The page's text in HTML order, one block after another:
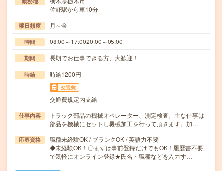
佐野駅から車10分
曜日頻度 月～金
時間 08:00～17:0020:00～05:00
期間 長期でお仕事できる方、大歓迎！
時給 時給1200円
交通費
交通費規定内支給
仕事内容
トラック部品の機械オペレーター、測定検査。主な仕事は
部品を機械にセットし機械加工を行って頂きます。加…
応募資格
職種未経験OK / ブランクOK / 英語力不要
◆未経験OK！〇まずは事前登録だけでもOK！履歴書不要
で気軽にオンライン登録★氏名・職種などを入力す…